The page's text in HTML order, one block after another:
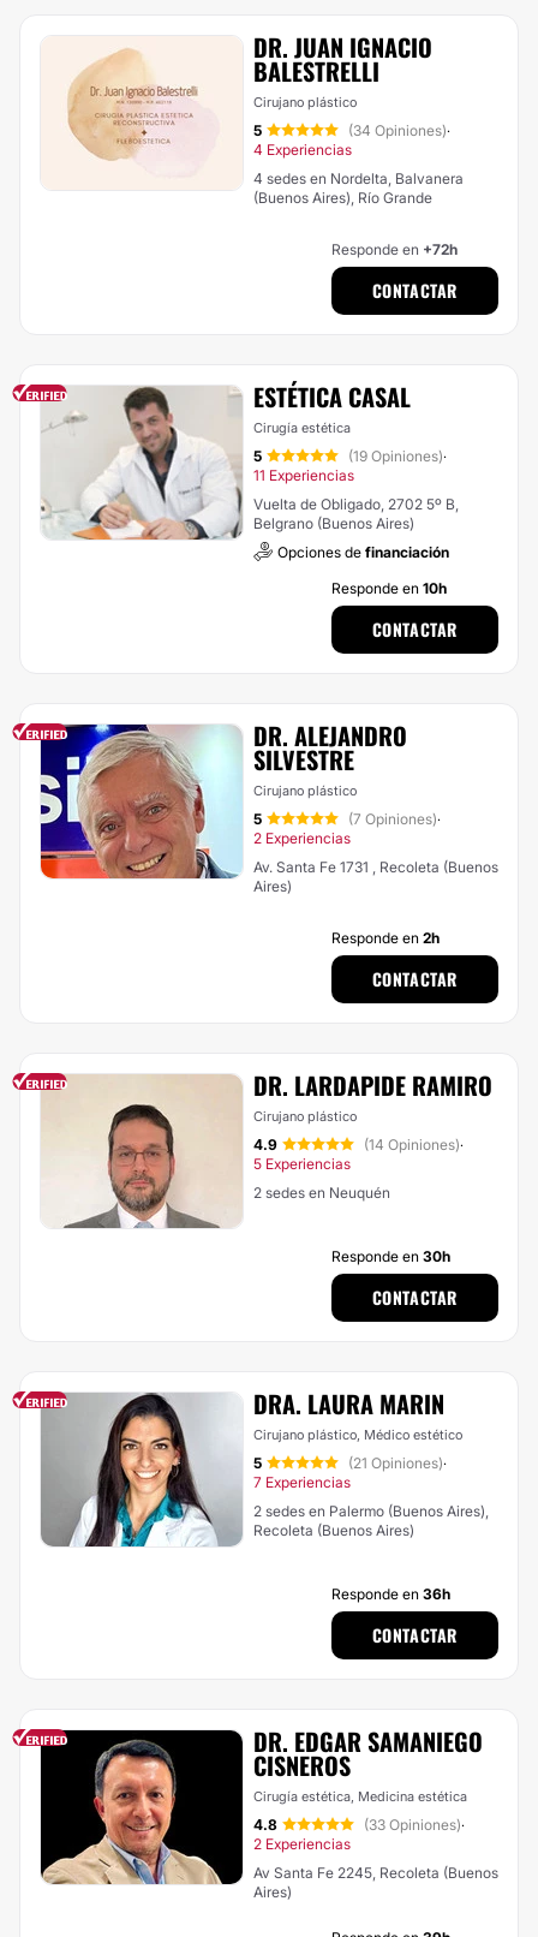
DR. JUAN IGNACIO
BALESTRELLI
Cirujano plástico
5 (34 Opiniones)·
4 Experiencias
4 sedes en Nordelta, Balvanera
(Buenos Aires), Río Grande
Responde en +72h
CONTACTAR
ESTÉTICA CASAL
Cirugía estética
5 (19 Opiniones)·
11 Experiencias
Vuelta de Obligado, 2702 5º B,
Belgrano (Buenos Aires)
Opciones de financiación
Responde en 10h
CONTACTAR
DR. ALEJANDRO
SILVESTRE
Cirujano plástico
5 (7 Opiniones)·
2 Experiencias
Av. Santa Fe 1731 , Recoleta (Buenos
Aires)
Responde en 2h
CONTACTAR
DR. LARDAPIDE RAMIRO
Cirujano plástico
4.9 (14 Opiniones)·
5 Experiencias
2 sedes en Neuquén
Responde en 30h
CONTACTAR
DRA. LAURA MARIN
Cirujano plástico, Médico estético
5 (21 Opiniones)·
7 Experiencias
2 sedes en Palermo (Buenos Aires),
Recoleta (Buenos Aires)
Responde en 36h
CONTACTAR
DR. EDGAR SAMANIEGO
CISNEROS
Cirugía estética, Medicina estética
4.8 (33 Opiniones)·
2 Experiencias
Av Santa Fe 2245, Recoleta (Buenos
Aires)